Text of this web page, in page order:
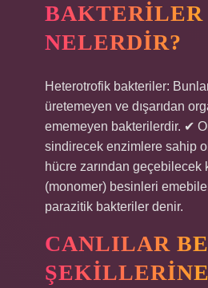
BAKTERILER
NELERDIR?
Heterotrofik bakteriler:
üretemeyen ve dışarıdan
ememeyen bakterilerdir. ✔
sindirecek enzimlere sahip
hücre zarından geçebilecek
(monomer) besinleri
parazitik bakteriler denir.
CANLILAR